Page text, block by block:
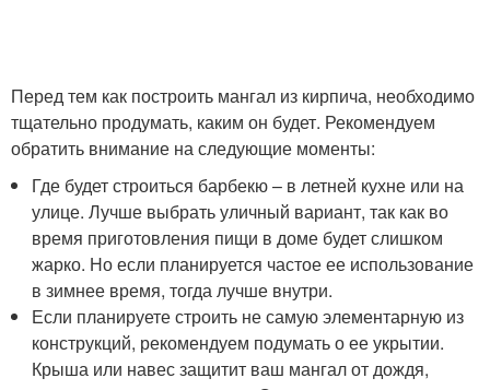
Перед тем как построить мангал из кирпича, необходимо
тщательно продумать, каким он будет. Рекомендуем
обратить внимание на следующие моменты:
Где будет строиться барбекю – в летней кухне или на
улице. Лучше выбрать уличный вариант, так как во
время приготовления пищи в доме будет слишком
жарко. Но если планируется частое ее использование
в зимнее время, тогда лучше внутри.
Если планируете строить не самую элементарную из
конструкций, рекомендуем подумать о ее укрытии.
Крыша или навес защитит ваш мангал от дождя,